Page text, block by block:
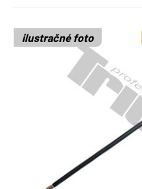
ilustračné foto